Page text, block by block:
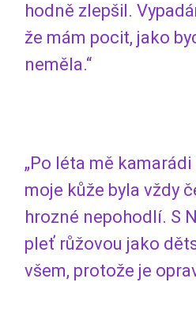
hodně zlepšil.
že mám pocit, jako
neměla.“
„Po léta mě
moje kůže byla vždy
hrozné nepohodlí. S
pleť růžovou jako
všem, protože je